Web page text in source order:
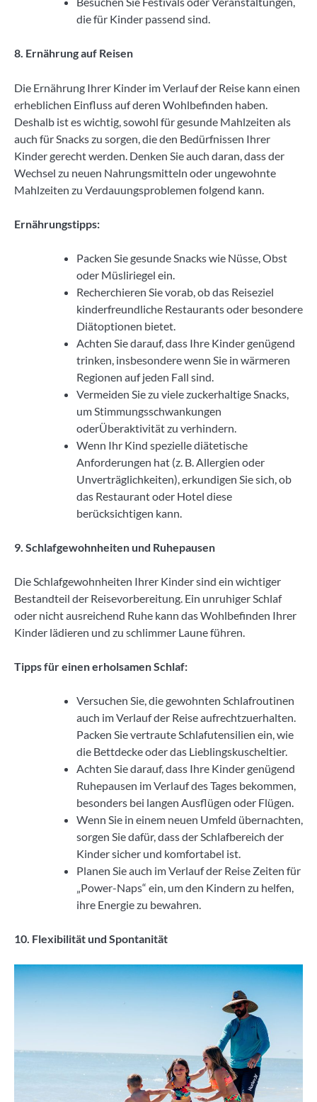
die für Kinder passend sind.
8. Ernährung auf Reisen
Die Ernährung Ihrer Kinder im Verlauf der Reise kann einen
erheblichen Einfluss auf deren Wohlbefinden haben.
Deshalb ist es wichtig, sowohl für gesunde Mahlzeiten als
auch für Snacks zu sorgen, die den Bedürfnissen Ihrer
Kinder gerecht werden. Denken Sie auch daran, dass der
Wechsel zu neuen Nahrungsmitteln oder ungewohnte
Mahlzeiten zu Verdauungsproblemen folgend kann.
Ernährungstipps:
Packen Sie gesunde Snacks wie Nüsse, Obst
oder Müsliriegel ein.
Recherchieren Sie vorab, ob das Reiseziel
kinderfreundliche Restaurants oder besondere
Diätoptionen bietet.
Achten Sie darauf, dass Ihre Kinder genügend
trinken, insbesondere wenn Sie in wärmeren
Regionen auf jeden Fall sind.
Vermeiden Sie zu viele zuckerhaltige Snacks,
um Stimmungsschwankungen
oderÜberaktivität zu verhindern.
Wenn Ihr Kind spezielle diätetische
Anforderungen hat (z. B. Allergien oder
Unverträglichkeiten), erkundigen Sie sich, ob
das Restaurant oder Hotel diese
berücksichtigen kann.
9. Schlafgewohnheiten und Ruhepausen
Die Schlafgewohnheiten Ihrer Kinder sind ein wichtiger
Bestandteil der Reisevorbereitung. Ein unruhiger Schlaf
oder nicht ausreichend Ruhe kann das Wohlbefinden Ihrer
Kinder lädieren und zu schlimmer Laune führen.
Tipps für einen erholsamen Schlaf:
Versuchen Sie, die gewohnten Schlafroutinen
auch im Verlauf der Reise aufrechtzuerhalten.
Packen Sie vertraute Schlafutensilien ein, wie
die Bettdecke oder das Lieblingskuscheltier.
Achten Sie darauf, dass Ihre Kinder genügend
Ruhepausen im Verlauf des Tages bekommen,
besonders bei langen Ausflügen oder Flügen.
Wenn Sie in einem neuen Umfeld übernachten,
sorgen Sie dafür, dass der Schlafbereich der
Kinder sicher und komfortabel ist.
Planen Sie auch im Verlauf der Reise Zeiten für
„Power-Naps“ ein, um den Kindern zu helfen,
ihre Energie zu bewahren.
10. Flexibilität und Spontanität